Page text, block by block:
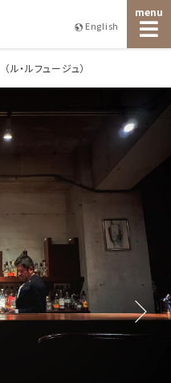
English
menu
・ルフュージュ）